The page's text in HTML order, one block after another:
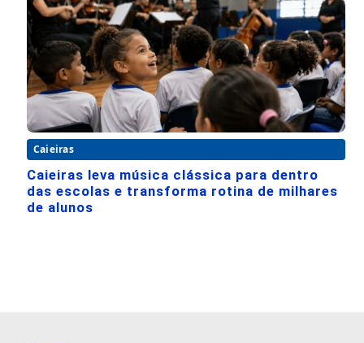
Caieiras
Caieiras leva música clássica para dentro
das escolas e transforma rotina de milhares
de alunos